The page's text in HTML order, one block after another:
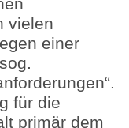
vielen
einer
für die
primär dem